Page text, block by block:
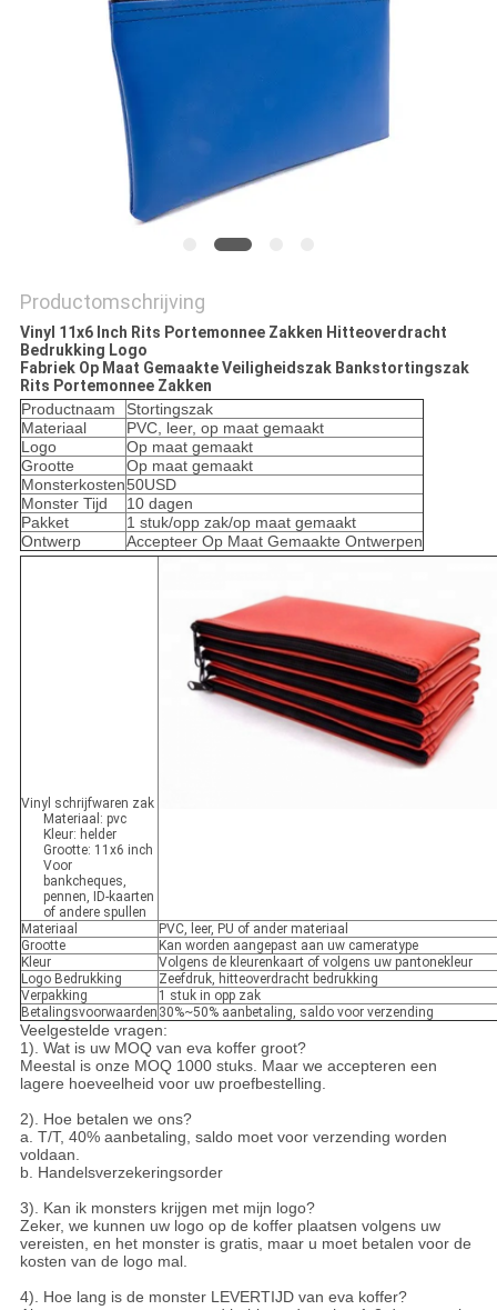
Productomschrijving
Vinyl 11x6 Inch Rits Portemonnee Zakken Hitteoverdracht
Bedrukking Logo
Fabriek Op Maat Gemaakte Veiligheidszak Bankstortingszak
Rits Portemonnee Zakken
Productnaam
Stortingszak
Materiaal
PVC, leer, op maat gemaakt
Logo
Op maat gemaakt
Grootte
Op maat gemaakt
Monsterkosten50USD
Monster Tijd
10 dagen
Pakket
1 stuk/opp zak/op maat gemaakt
Ontwerp
Accepteer Op Maat Gemaakte Ontwerpen
Vinyl schrijfwaren zak
Materiaal: pvc
Kleur: helder
Grootte: 11x6 inch
Voor
bankcheques,
pennen, ID-kaarten
of andere spullen
Materiaal
PVC, leer, PU of ander materiaal
Grootte
Kan worden aangepast aan uw cameratype
Kleur
Volgens de kleurenkaart of volgens uw pantonekleur
Logo Bedrukking
Zeefdruk, hitteoverdracht bedrukking
Verpakking
1 stuk in opp zak
Betalingsvoorwaarden 30%~50% aanbetaling, saldo voor verzending
Veelgestelde vragen:
1). Wat is uw MOQ van eva koffer groot?
Meestal is onze MOQ 1000 stuks. Maar we accepteren een
lagere hoeveelheid voor uw proefbestelling.
2). Hoe betalen we ons?
a. T/T, 40% aanbetaling, saldo moet voor verzending worden
voldaan.
b. Handelsverzekeringsorder
3). Kan ik monsters krijgen met mijn logo?
Zeker, we kunnen uw logo op de koffer plaatsen volgens uw
vereisten, en het monster is gratis, maar u moet betalen voor de
kosten van de logo mal.
4). Hoe lang is de monster LEVERTIJD van eva koffer?